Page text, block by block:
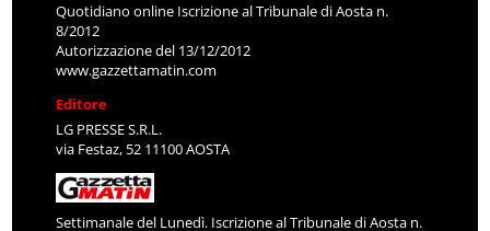
Quotidiano online Iscrizione al Tribunale di Aosta n.
8/2012
Autorizzazione del 13/12/2012
www.gazzettamatin.com
Editore
LG PRESSE S.R.L.
via Festaz, 52 11100 AOSTA
Settimanale del Lunedì. Iscrizione al Tribunale di Aosta n.